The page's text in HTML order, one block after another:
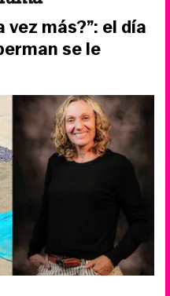
más?”: el día
se le